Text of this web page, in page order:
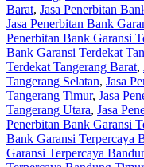
Barat, Jasa Penerbitan
Jasa Penerbitan Bank
Penerbitan Bank Garansi
Bank Garansi Terdekat
Terdekat Tangerang Barat,
Tangerang Selatan, Jasa
Tangerang Timur, Jasa
Tangerang Utara, Jasa
Penerbitan Bank Garansi
Bank Garansi Terpercaya
Garansi Terpercaya